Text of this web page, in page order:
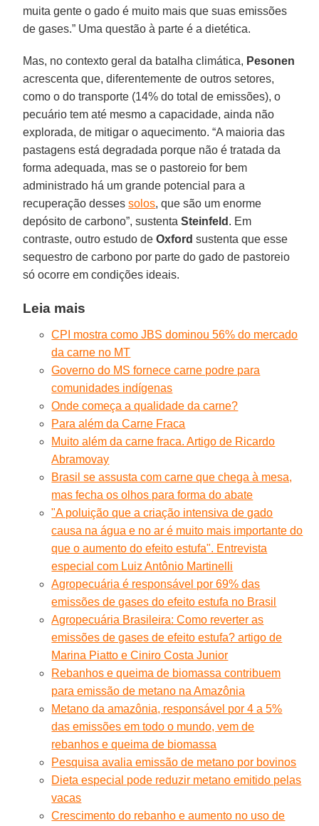
muita gente o gado é muito mais que suas emissões
de gases.” Uma questão à parte é a dietética.
Mas, no contexto geral da batalha climática, Pesonen
acrescenta que, diferentemente de outros setores,
como o do transporte (14% do total de emissões), o
pecuário tem até mesmo a capacidade, ainda não
explorada, de mitigar o aquecimento. “A maioria das
pastagens está degradada porque não é tratada da
forma adequada, mas se o pastoreio for bem
administrado há um grande potencial para a
recuperação dessessolos, que são um enorme
depósito de carbono”, sustentaSteinfeld . Em
contraste, outro estudo deOxford sustenta que esse
sequestro de carbono por parte do gado de pastoreio
só ocorre em condições ideais.
Leia mais
CPI mostra como JBS dominou 56% do mercado
da carne no MT
Governo do MS fornece carne podre para
comunidades indígenas
Onde começa a qualidade da carne?
Para além da Carne Fraca
Muito além da carne fraca. Artigo de Ricardo
Abramovay
Brasil se assusta com carne que chega à mesa,
mas fecha os olhos para forma do abate
"A poluição que a criação intensiva de gado
causa na água e no ar é muito mais importante do
que o aumento do efeito estufa". Entrevista
especial com Luiz Antônio Martinelli
Agropecuária é responsável por 69% das
emissões de gases do efeito estufa no Brasil
Agropecuária Brasileira: Como reverter as
emissões de gases de efeito estufa? artigo de
Marina Piatto e Ciniro Costa Junior
Rebanhos e queima de biomassa contribuem
para emissão de metano na Amazônia
Metano da amazônia, responsável por 4 a 5%
das emissões em todo o mundo, vem de
rebanhos e queima de biomassa
Pesquisa avalia emissão de metano por bovinos
Dieta especial pode reduzir metano emitido pelas
vacas
Crescimento do rebanho e aumento no uso de